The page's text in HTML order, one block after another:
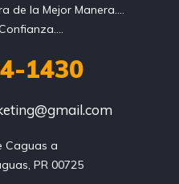
de la Mejor Manera....
1430
Caguas a
San Lorenzo Caguas, PR 00725